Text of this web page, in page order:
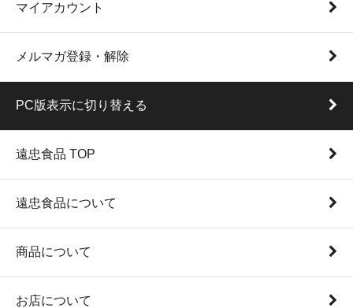
マイアカウント
メルマガ登録・解除
PC版表示に切り替える
遠忠食品 TOP
遠忠食品について
商品について
お店について